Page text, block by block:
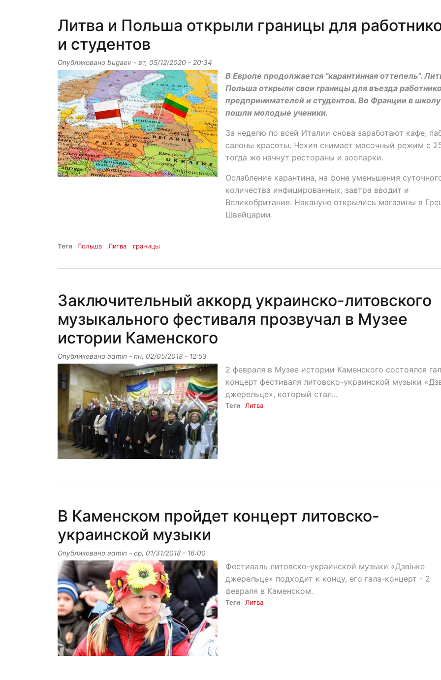
Литва и Польша открыли границы для
и студентов
Опубликовано bugaev - вт, 05/12/2020 - 20:34
В Европе продолжается "карантинная оттепель".
Польша открыли свои границы для въезда
предпринимателей и студентов. Во Франции в школу
пошли молодые ученики.
За неделю по всей Италии снова заработают кафе,
салоны красоты. Чехия снимает масочный режим с
тогда же начнут рестораны и зоопарки.
Ослабление карантина, на фоне уменьшения
количества инфицированных, завтра вводит и
Великобритания. Накануне открылись магазины в
Швейцарии.
Теги Польша Литва границы
Заключительный аккорд украинско-литовского
музыкального фестиваля прозвучал в Музее
истории Каменского
Опубликовано admin - пн, 02/05/2018 - 12:53
2 февраля в Музее истории Каменского состоялся
концерт фестиваля литовско-украинской музыки
джерельце», который стал...
Теги Литва
В Каменском пройдет концерт литовско-
украинской музыки
Опубликовано admin - ср, 01/31/2018 - 16:00
Фестиваль литовско-украинской музыки «Дзвінке
джерельце» подходит к концу, его гала-концерт - 2
февраля в Каменском.
Теги Литва